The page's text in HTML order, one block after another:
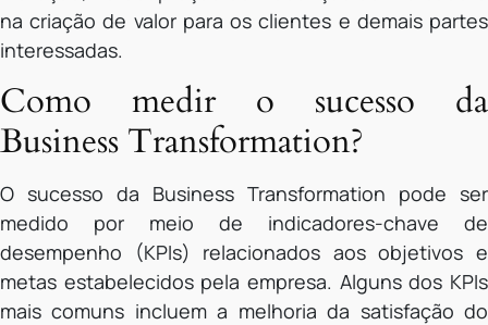
na criação de valor para os clientes e demais partes
interessadas.
Como medir o sucesso da
Business Transformation?
O sucesso da Business Transformation pode ser
medido por meio de indicadores-chave de
desempenho (KPIs) relacionados aos objetivos e
metas estabelecidos pela empresa. Alguns dos KPIs
mais comuns incluem a melhoria da satisfação do